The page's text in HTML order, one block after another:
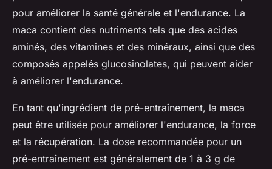
pour améliorer la santé générale et l'endurance. La
maca contient des nutriments tels que des acides
aminés, des vitamines et des minéraux, ainsi que des
composés appelés glucosinolates, qui peuvent aider
à améliorer l'endurance.
En tant qu'ingrédient de pré-entraînement, la maca
peut être utilisée pour améliorer l'endurance, la force
et la récupération. La dose recommandée pour un
pré-entraînement est généralement de 1 à 3 g de